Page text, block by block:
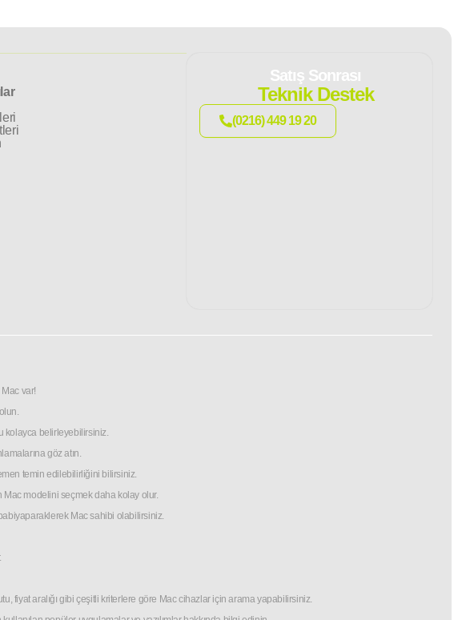
Satış Sonrası
Teknik Destek
(0216) 449 19 20
var!
kolayca belirleyebilirsiniz.
göz atın.
temin edilebilirliğini bilirsiniz.
Mac modelini seçmek daha kolay olur.
Mac sahibi olabilirsiniz.
fiyat aralığı gibi çeşitli kriterlere göre Mac cihazlar için arama yapabilirsiniz.